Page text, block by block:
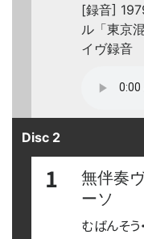
[録音]
ル「東京
イヴ録音
Disc 2
1
無伴奏
ーソ
むばんそう